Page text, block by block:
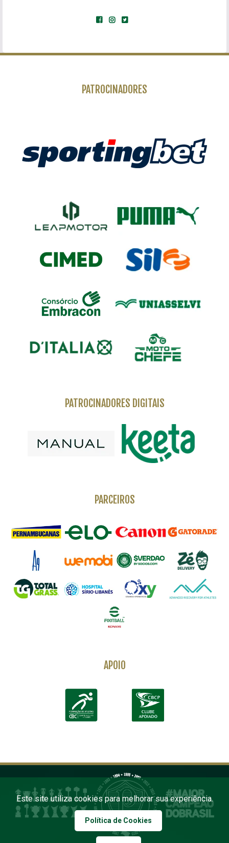
PATROCINADORES
PATROCINADORES DIGITAIS
PARCEIROS
APOIO
Este site utiliza cookies para melhorar sua experiência.
Política de Cookies